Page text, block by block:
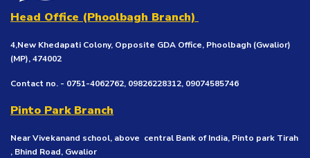
Head Office (Phoolbagh Branch)
4,New Khedapati Colony, Opposite GDA Office, Phoolbagh (Gwalior)
(MP), 474002
Contact no. - 0751-4062762, 09826228312, 09074585746
Pinto Park Branch
Near Vivekanand school, above central Bank of India, Pinto park Tirah
, Bhind Road, Gwalior